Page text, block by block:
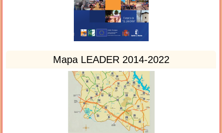
Mapa LEADER 2014-2022